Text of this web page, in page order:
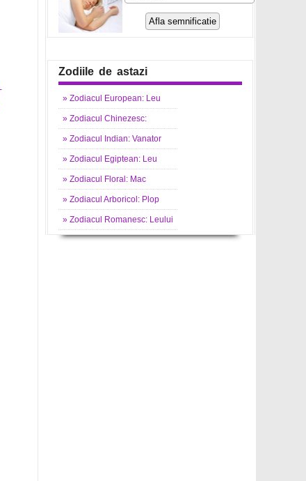
Zodiile de astazi
» Zodiacul European: Leu
» Zodiacul Chinezesc:
» Zodiacul Indian: Vanator
» Zodiacul Egiptean: Leu
» Zodiacul Floral: Mac
» Zodiacul Arboricol: Plop
» Zodiacul Romanesc: Leului